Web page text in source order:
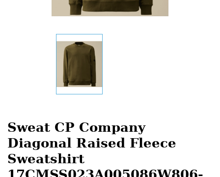
Sweat CP Company
Diagonal Raised Fleece
Sweatshirt